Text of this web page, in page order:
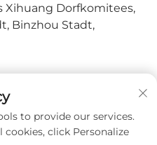
Xihuang Dorfkomitees,
Binzhou Stadt,
to provide our services.
click Personalize